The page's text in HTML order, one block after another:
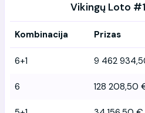
Vikingų Loto
Kombinacija Prizas
6+1 9 462
6 128 208,50